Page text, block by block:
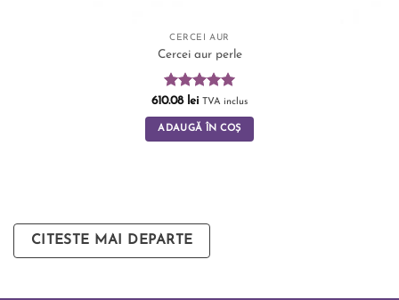
CERCEI AUR
Cercei aur perle
Evaluat la
5.00din 5
610.08 lei TVA inclus
ADAUGĂ ÎN COȘ
CITESTE MAI DEPARTE